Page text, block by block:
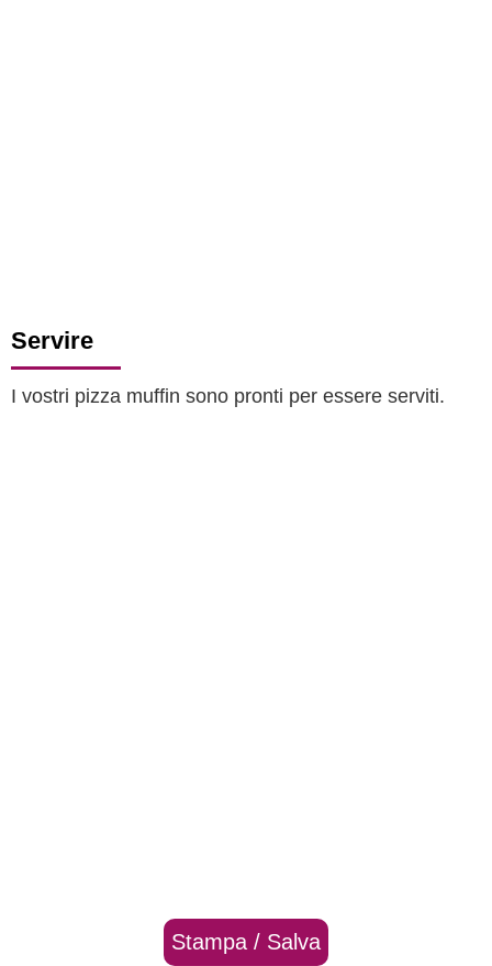
Servire
I vostri pizza muffin sono pronti per essere serviti.
Stampa / Salva